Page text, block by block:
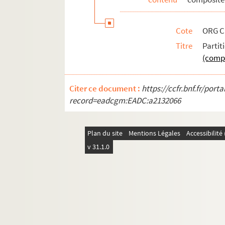
ORG C.4/2. Partitions de Delbecq,
ORG C.4/2. Partitions de Delettre,
ORG C.4/2. Partitions de Delmet,
ORG C.4/2. Partitions de Delugg,
ORG C.4/3. Partitions de Denoncin,
ORG C.4/3. Partitions de Denza,
ORG C.4/3. Partitions de Dequin,
Cote
ORG
Titre
Citer ce document : https://ccfr.bnf.fr/
record=eadcgm:EADC:a2132066
Plan du site Mentions Légales
v 31.1.0